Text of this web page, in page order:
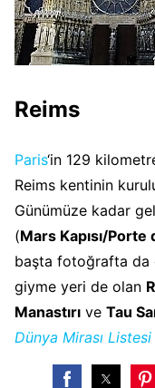
Reims
Paris‘in 129
Reims kentinin
Günümüze kadar
(Mars Kapısı/Porte
başta fotoğrafta da
giyme yeri de olan
Manastırı ve Tau
Dünya Mirası Listesi